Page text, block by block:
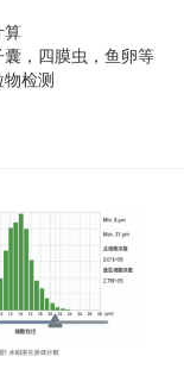
算
，四膜虫，鱼卵等
检测